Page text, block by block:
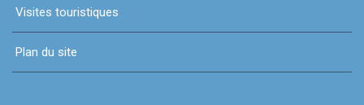
Visites touristiques
Plan du site